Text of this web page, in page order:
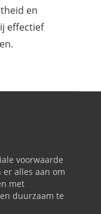
en
effectief
voorwaarde
alles aan om
met
duurzaam te